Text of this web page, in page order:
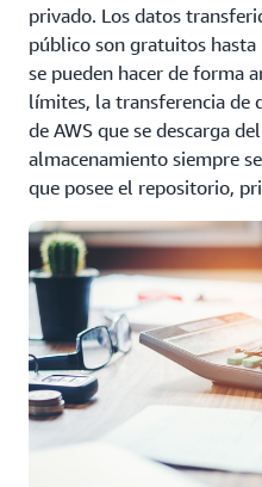
privado. Los datos
público son gratuitos
se pueden hacer de forma
límites, la transferencia de
de AWS que se descarga
almacenamiento siempre
que posee el repositorio,